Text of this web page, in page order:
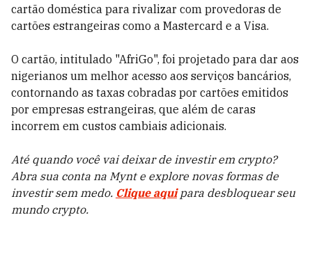
cartão doméstica para rivalizar com provedoras de
cartões estrangeiras como a Mastercard e a Visa.
O cartão, intitulado "AfriGo", foi projetado para dar aos
nigerianos um melhor acesso aos serviços bancários,
contornando as taxas cobradas por cartões emitidos
por empresas estrangeiras, que além de caras
incorrem em custos cambiais adicionais.
Até quando você vai deixar de investir em crypto?
Abra sua conta na Mynt e explore novas formas de
investir sem medo. Clique aquipara desbloquear seu
mundo crypto.